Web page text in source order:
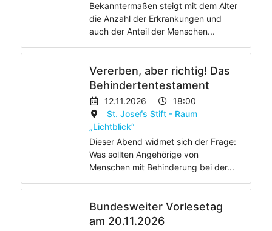
Bekanntermaßen steigt mit dem Alter
die Anzahl der Erkrankungen und
auch der Anteil der Menschen...
Vererben, aber richtig! Das
Behindertentestament
12.11.2026
18:00
St. Josefs Stift - Raum
„Lichtblick“
Dieser Abend widmet sich der Frage:
Was sollten Angehörige von
Menschen mit Behinderung bei der...
Bundesweiter Vorlesetag
am 20.11.2026